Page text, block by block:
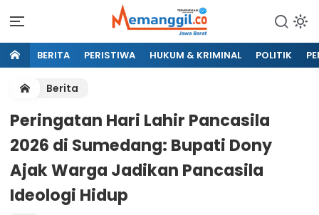
BERITA PERISTIWA HUKUM & KRIMINAL POLITIK
Berita
Peringatan Hari Lahir Pancasila
2026 di Sumedang: Bupati Dony
Ajak Warga Jadikan Pancasila
Ideologi Hidup